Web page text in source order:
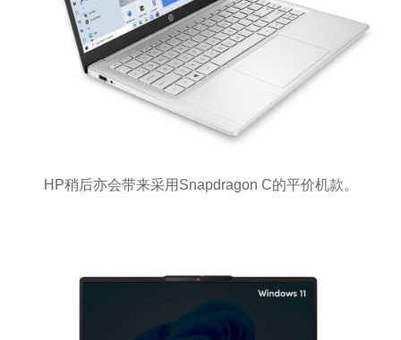
HP稍后亦会带来采用Snapdragon C的平价机款。